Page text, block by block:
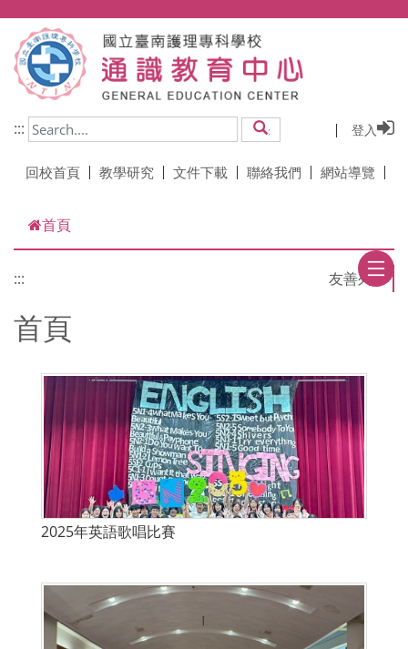
::: 搜尋 登入
回校首頁 教學研究 文件下載 聯絡我們 網站導覽
首頁
:::
首頁
2025年英語歌唱比賽